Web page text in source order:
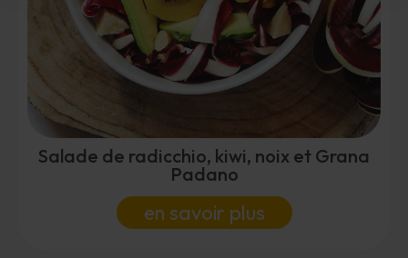
Salade de radicchio, kiwi, noix et Grana
Padano
en savoir plus